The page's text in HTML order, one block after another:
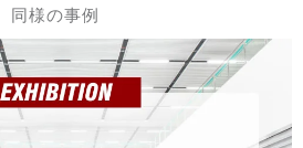
同様の事例